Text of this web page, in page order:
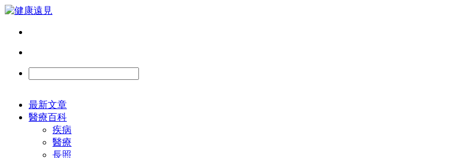
最新文章
醫療百科
疾病
醫療
長照